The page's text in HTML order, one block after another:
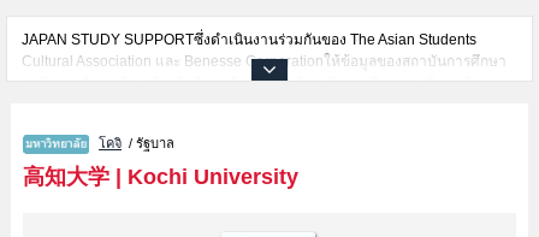
JAPAN STUDY SUPPORTซึ่งดำเนินงานร่วมกันของ The Asian Students
Cultural Association และ Benesse Corporationให้ข้อมูลของสถาบันการศึกษา
ระดับมหาวิทยาลัย・บัณฑิตวิทยาลัย・วิทยาลัยระดับอนุปริญญา・วิทยาลัย
เช่นข้อมูลของแต่ละคณะ,ข้อมูลการสอบคัดเลือกเข้าศึกษาเช่นจำนวนคนที่รับ
สมัครหรือจำนวนคนที่ผ่านการสอบคัดเลือกเป็นต้น,แนะนำสถานที่,การเดินทาง
เป็นต้นไว้ด้วยดังนั้นขอเชิญใช้บริการค้นหาข้อมูลตามอัธยาศัย
โคจิ / รัฐบาล
高知大学| Kochi University